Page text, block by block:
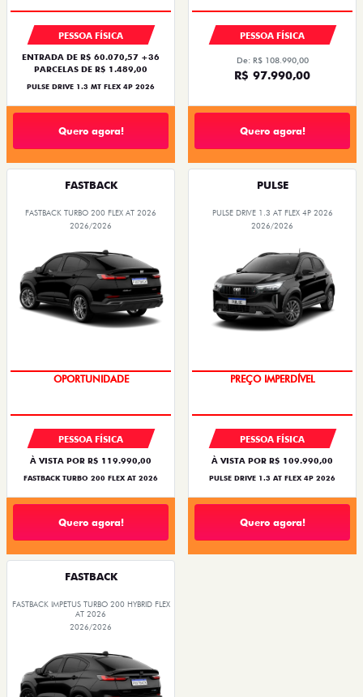
PESSOA FÍSICA
ENTRADA DE R$ 60.070,57 +36
PARCELAS DE R$ 1.489,00
PULSE DRIVE 1.3 MT FLEX 4P 2026
Quero agora!
PESSOA FÍSICA
De: R$ 108.990,00
R$ 97.990,00
Quero agora!
FASTBACK
FASTBACK TURBO 200 FLEX AT 2026
2026/2026
OPORTUNIDADE
PESSOA FÍSICA
À VISTA POR R$ 119.990,00
FASTBACK TURBO 200 FLEX AT 2026
Quero agora!
PULSE
PULSE DRIVE 1.3 AT FLEX 4P 2026
2026/2026
PREÇO IMPERDÍVEL
PESSOA FÍSICA
À VISTA POR R$ 109.990,00
PULSE DRIVE 1.3 AT FLEX 4P 2026
Quero agora!
FASTBACK
FASTBACK IMPETUS TURBO 200 HYBRID FLEX
AT 2026
2026/2026